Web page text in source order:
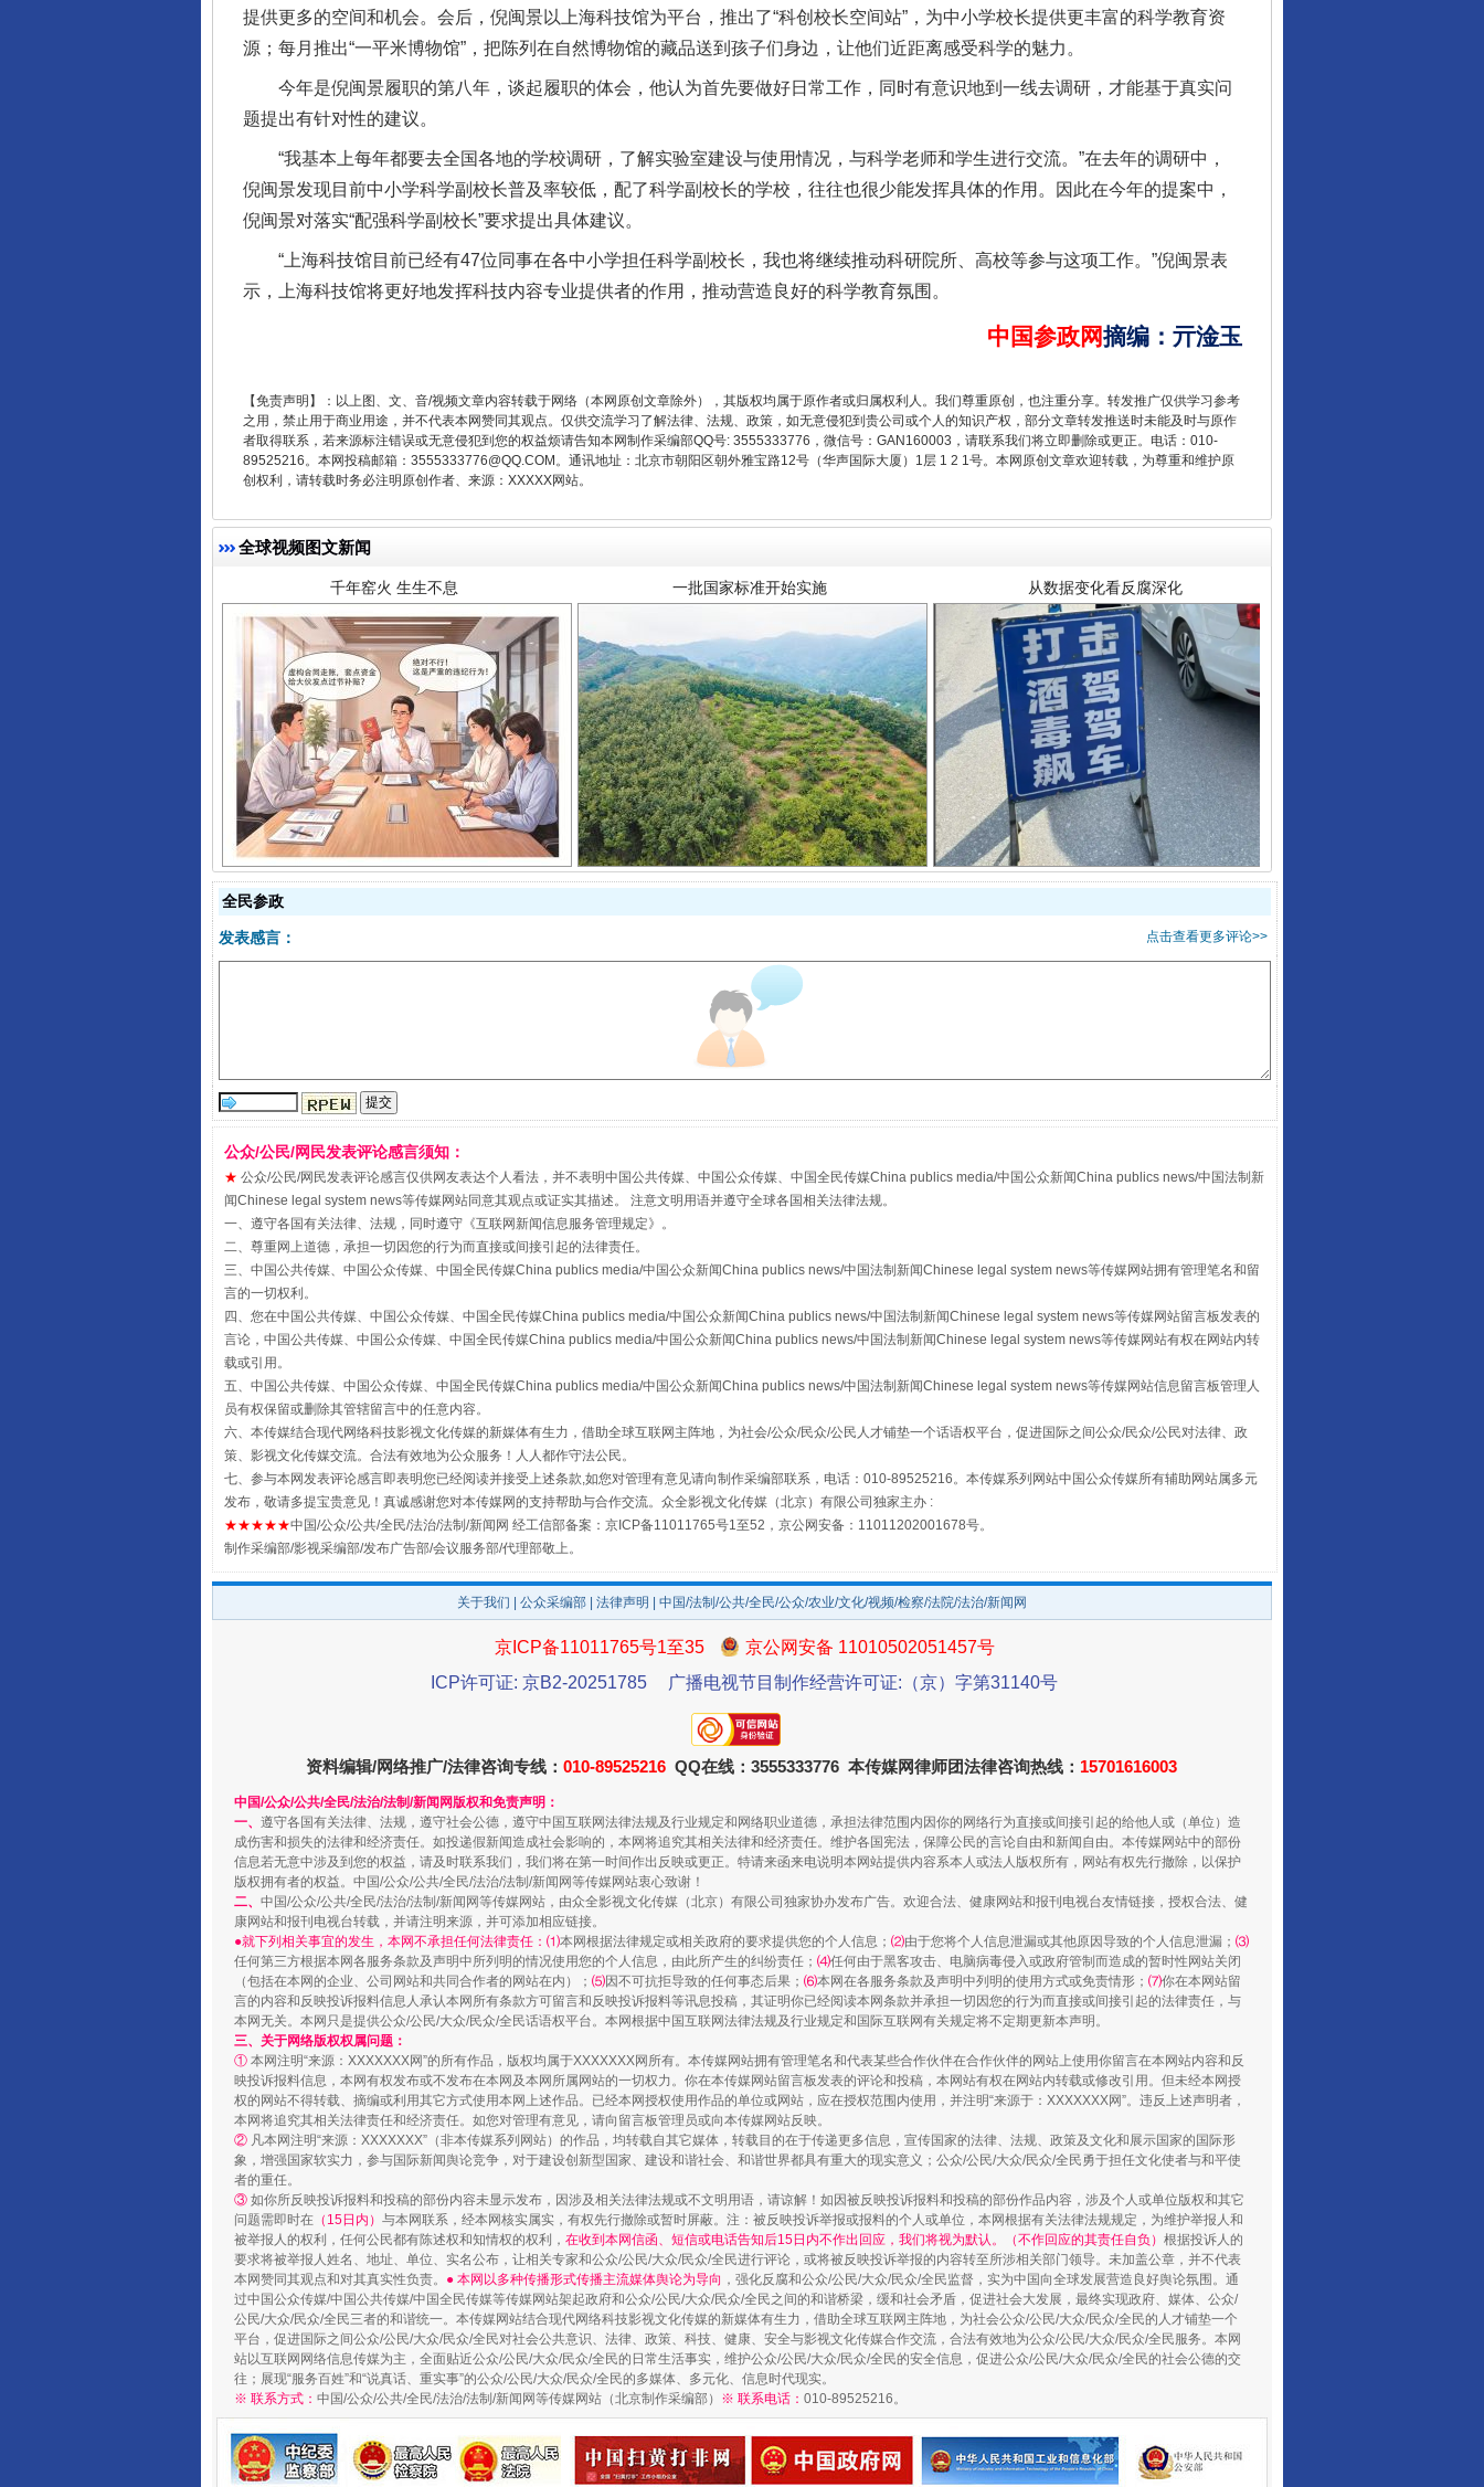
提供更多的空间和机会。会后，倪闽景以上海科技馆为平台，推出了“科创校长空间站”，为中小学校长提供更丰富的科学教育资
源；每月推出“一平米博物馆”，把陈列在自然博物馆的藏品送到孩子们身边，让他们近距离感受科学的魅力。
今年是倪闽景履职的第八年，谈起履职的体会，他认为首先要做好日常工作，同时有意识地到一线去调研，才能基于真实问
题提出有针对性的建议。
“我基本上每年都要去全国各地的学校调研，了解实验室建设与使用情况，与科学老师和学生进行交流。”在去年的调研中，
倪闽景发现目前中小学科学副校长普及率较低，配了科学副校长的学校，往往也很少能发挥具体的作用。因此在今年的提案中，
倪闽景对落实“配强科学副校长”要求提出具体建议。
“上海科技馆目前已经有47位同事在各中小学担任科学副校长，我也将继续推动科研院所、高校等参与这项工作。”倪闽景表
示，上海科技馆将更好地发挥科技内容专业提供者的作用，推动营造良好的科学教育氛围。
中国参政网摘编 ： 亓淦玉
【免责声明】：以上图、文、音/视频文章内容转载于网络（本网原创文章除外），其版权均属于原作者或归属权利人。我们尊重原创，也注重分享。转发推广仅供学习参考
之用，禁止用于商业用途，并不代表本网赞同其观点。仅供交流学习了解法律、法规、政策，如无意侵犯到贵公司或个人的知识产权，部分文章转发推送时未能及时与原作
者取得联系，若来源标注错误或无意侵犯到您的权益烦请告知本网制作采编部QQ号: 3555333776，微信号：GAN160003，请联系我们将立即删除或更正。电话：010-
89525216。本网投稿邮箱：3555333776@QQ.COM。通讯地址：北京市朝阳区朝外雅宝路12号（华声国际大厦）1层 1 2 1号。本网原创文章欢迎转载，为尊重和维护原
创权利，请转载时务必注明原创作者、来源：XXXXX网站。
全球视频图文新闻
东山县通报“牛蛙产品抗生素超标问题” 法徽映军营 权益有保障 让核能赋能千行百业
千年窑火 生生不息 一批国家标准开始实施 从数据变化看反腐深化
揭开“小金库”的免责幌子 以产业富民促振兴 酒驾未被当场查获能处罚吗
从幼儿园到大学，有这些资助
全民健身五年计划来了！等你上场 事关残疾人未来5年 让传统村落焕发生机
规模最大的光氢储一体化项目
国家大学科技园优化重塑工作
扯下公款旅游的“隐身衣” 如何以同查同治破解风腐交织难题 养老服务师职业资格制度暂行规定
全民参政
点击查看更多评论>>
发表感言：
公众/公民/网民发表评论感言须知：
★ 公众/公民/网民发表评论感言仅供网友表达个人看法，并不表明中国公共传媒、中国公众传媒、中国全民传媒China publics media/中国公众新闻China publics news/中国法制新
闻Chinese legal system news等传媒网站同意其观点或证实其描述。 注意文明用语并遵守全球各国相关法律法规。
一、遵守各国有关法律、法规，同时遵守《互联网新闻信息服务管理规定》。
二、尊重网上道德，承担一切因您的行为而直接或间接引起的法律责任。
三、中国公共传媒、中国公众传媒、中国全民传媒China publics media/中国公众新闻China publics news/中国法制新闻Chinese legal system news等传媒网站拥有管理笔名和留
言的一切权利。
四、您在中国公共传媒、中国公众传媒、中国全民传媒China publics media/中国公众新闻China publics news/中国法制新闻Chinese legal system news等传媒网站留言板发表的
言论，中国公共传媒、中国公众传媒、中国全民传媒China publics media/中国公众新闻China publics news/中国法制新闻Chinese legal system news等传媒网站有权在网站内转
载或引用。
五、中国公共传媒、中国公众传媒、中国全民传媒China publics media/中国公众新闻China publics news/中国法制新闻Chinese legal system news等传媒网站信息留言板管理人
员有权保留或删除其管辖留言中的任意内容。
六、本传媒结合现代网络科技影视文化传媒的新媒体有生力，借助全球互联网主阵地，为社会/公众/民众/公民人才铺垫一个话语权平台，促进国际之间公众/民众/公民对法律、政
策、影视文化传媒交流。合法有效地为公众服务！人人都作守法公民。
七、参与本网发表评论感言即表明您已经阅读并接受上述条款,如您对管理有意见请向制作采编部联系，电话：010-89525216。本传媒系列网站中国公众传媒所有辅助网站属多元
发布，敬请多提宝贵意见！真诚感谢您对本传媒网的支持帮助与合作交流。众全影视文化传媒（北京）有限公司独家主办 :
★★★★★中国/公众/公共/全民/法治/法制/新闻网 经工信部备案：京ICP备11011765号1至52，京公网安备：11011202001678号。
制作采编部/影视采编部/发布广告部/会议服务部/代理部敬上。
关于我们 公众采编部 法律声明 | 中国/法制/公共/全民/公众/农业/文化/视频/检察/法院/法治/新闻网
京ICP备11011765号1至35
京公网安备 11010502051457号
ICP许可证: 京B2-20251785
广播电视节目制作经营许可证:（京）字第31140号
资料编辑/网络推广/法律咨询专线： 010-89525216 QQ在线：3555333776 本传媒网律师团法律咨询热线： 15701616003
中国/公众/公共/全民/法治/法制/新闻网版权和免责声明：
一、 遵守各国有关法律、法规，遵守社会公德，遵守中国互联网法律法规及行业规定和网络职业道德，承担法律范围内因你的网络行为直接或间接引起的给他人或（单位）造
成伤害和损失的法律和经济责任。如投递假新闻造成社会影响的，本网将追究其相关法律和经济责任。维护各国宪法，保障公民的言论自由和新闻自由。本传媒网站中的部份
信息若无意中涉及到您的权益，请及时联系我们，我们将在第一时间作出反映或更正。特请来函来电说明本网站提供内容系本人或法人版权所有，网站有权先行撤除，以保护
版权拥有者的权益。中国/公众/公共/全民/法治/法制/新闻网等传媒网站衷心致谢！
二、 中国/公众/公共/全民/法治/法制/新闻网等传媒网站，由众全影视文化传媒（北京）有限公司独家协办发布广告。欢迎合法、健康网站和报刊电视台友情链接，授权合法、健
康网站和报刊电视台转载，并请注明来源，并可添加相应链接。
●就下列相关事宜的发生，本网不承担任何法律责任：⑴本网根据法律规定或相关政府的要求提供您的个人信息； ⑵由于您将个人信息泄漏或其他原因导致的个人信息泄漏； ⑶
任何第三方根据本网各服务条款及声明中所列明的情况使用您的个人信息，由此所产生的纠纷责任； ⑷任何由于黑客攻击、电脑病毒侵入或政府管制而造成的暂时性网站关闭
（包括在本网的企业、公司网站和共同合作者的网站在内）； ⑸因不可抗拒导致的任何事态后果； ⑹本网在各服务条款及声明中列明的使用方式或免责情形； ⑺你在本网站留
言的内容和反映投诉报料信息人承认本网所有条款方可留言和反映投诉报料等讯息投稿，其证明你已经阅读本网条款并承担一切因您的行为而直接或间接引起的法律责任，与
本网无关。本网只是提供公众/公民/大众/民众/全民话语权平台。本网根据中国互联网法律法规及行业规定和国际互联网有关规定将不定期更新本声明。
三、关于网络版权权属问题：
① 本网注明“来源：XXXXXXX网”的所有作品，版权均属于XXXXXXX网所有。本传媒网站拥有管理笔名和代表某些合作伙伴在合作伙伴的网站上使用你留言在本网站内容和反
映投诉报料信息，本网有权发布或不发布在本网及本网所属网站的一切权力。你在本传媒网站留言板发表的评论和投稿，本网站有权在网站内转载或修改引用。但未经本网授
权的网站不得转载、摘编或利用其它方式使用本网上述作品。已经本网授权使用作品的单位或网站，应在授权范围内使用，并注明“来源于：XXXXXXX网”。违反上述声明者，
本网将追究其相关法律责任和经济责任。如您对管理有意见，请向留言板管理员或向本传媒网站反映。
② 凡本网注明“来源：XXXXXXX”（非本传媒系列网站）的作品，均转载自其它媒体，转载目的在于传递更多信息，宣传国家的法律、法规、政策及文化和展示国家的国际形
象，增强国家软实力，参与国际新闻舆论竞争，对于建设创新型国家、建设和谐社会、和谐世界都具有重大的现实意义；公众/公民/大众/民众/全民勇于担任文化使者与和平使
者的重任。
③ 如你所反映投诉报料和投稿的部份内容未显示发布，因涉及相关法律法规或不文明用语，请谅解！如因被反映投诉报料和投稿的部份作品内容，涉及个人或单位版权和其它
问题需即时在 （15日内） 与本网联系，经本网核实属实，有权先行撤除或暂时屏蔽。注：被反映投诉举报或报料的个人或单位，本网根据有关法律法规规定，为维护举报人和
被举报人的权利，任何公民都有陈述权和知情权的权利， 在收到本网信函、短信或电话告知后15日内不作出回应，我们将视为默认。（不作回应的其责任自负） 根据投诉人的
要求将被举报人姓名、地址、单位、实名公布，让相关专家和公众/公民/大众/民众/全民进行评论，或将被反映投诉举报的内容转至所涉相关部门领导。未加盖公章，并不代表
本网赞同其观点和对其真实性负责。 ● 本网以多种传播形式传播主流媒体舆论为导向 ，强化反腐和公众/公民/大众/民众/全民监督，实为中国向全球发展营造良好舆论氛围。通
过中国公众传媒/中国公共传媒/中国全民传媒等传媒网站架起政府和公众/公民/大众/民众/全民之间的和谐桥梁，缓和社会矛盾，促进社会大发展，最终实现政府、媒体、公众/
公民/大众/民众/全民三者的和谐统一。本传媒网站结合现代网络科技影视文化传媒的新媒体有生力，借助全球互联网主阵地，为社会公众/公民/大众/民众/全民的人才铺垫一个
平台，促进国际之间公众/公民/大众/民众/全民对社会公共意识、法律、政策、科技、健康、安全与影视文化传媒合作交流，合法有效地为公众/公民/大众/民众/全民服务。本网
站以互联网网络信息传媒为主，全面贴近公众/公民/大众/民众/全民的日常生活事实，维护公众/公民/大众/民众/全民的安全信息，促进公众/公民/大众/民众/全民的社会公德的交
往；展现“服务百姓”和“说真话、重实事”的公众/公民/大众/民众/全民的多媒体、多元化、信息时代现实。
※ 联系方式： 中国/公众/公共/全民/法治/法制/新闻网等传媒网站（北京制作采编部） ※ 联系电话： 010-89525216。